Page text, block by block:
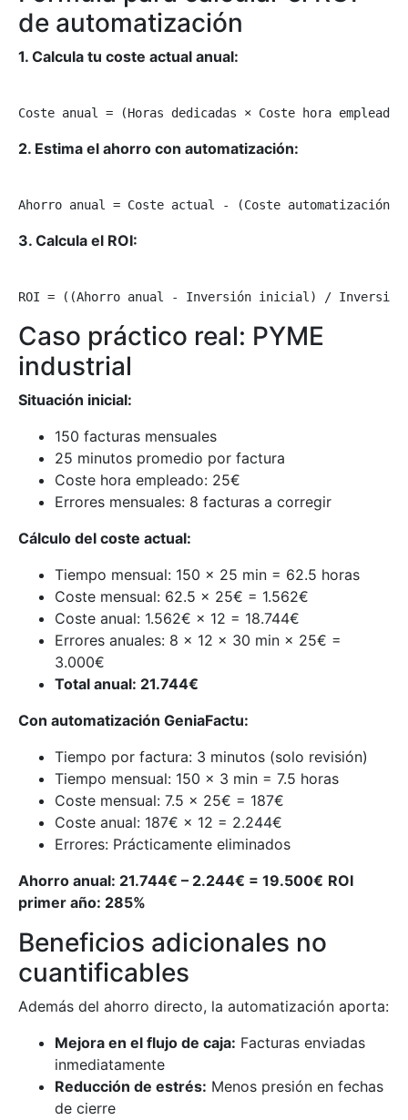
de automatización
1. Calcula tu coste actual anual:
Coste anual = (Horas dedicadas × Coste hora
2. Estima el ahorro con automatización:
Ahorro anual = Coste actual - (Coste automatización
3. Calcula el ROI:
ROI = ((Ahorro anual - Inversión inicial) /
Caso práctico real: PYME
industrial
Situación inicial:
150 facturas mensuales
25 minutos promedio por factura
Coste hora empleado: 25€
Errores mensuales: 8 facturas a corregir
Cálculo del coste actual:
Tiempo mensual: 150 × 25 min = 62.5 horas
Coste mensual: 62.5 × 25€ = 1.562€
Coste anual: 1.562€ × 12 = 18.744€
Errores anuales: 8 × 12 × 30 min × 25€ =
3.000€
Total anual: 21.744€
Con automatización GeniaFactu:
Tiempo por factura: 3 minutos (solo revisión)
Tiempo mensual: 150 × 3 min = 7.5 horas
Coste mensual: 7.5 × 25€ = 187€
Coste anual: 187€ × 12 = 2.244€
Errores: Prácticamente eliminados
Ahorro anual: 21.744€ – 2.244€ = 19.500€ ROI
primer año: 285%
Beneficios adicionales no
cuantificables
Además del ahorro directo, la automatización aporta:
Mejora en el flujo de caja: Facturas enviadas
inmediatamente
Reducción de estrés: Menos presión en fechas
de cierre